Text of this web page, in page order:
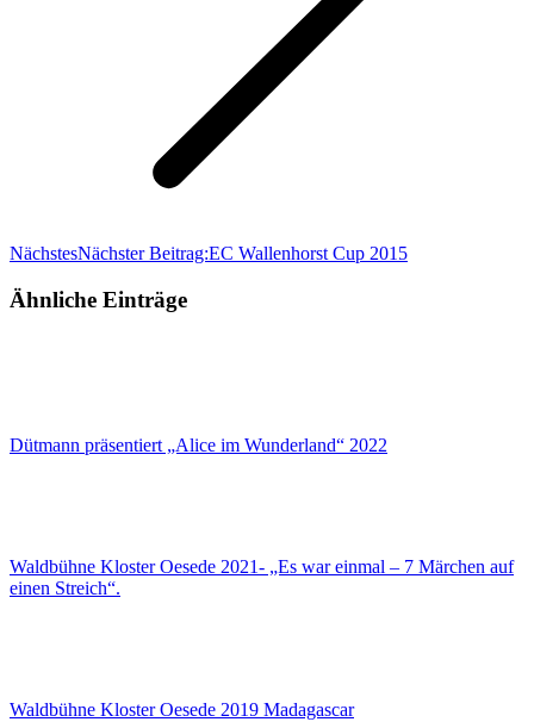
NächstesNächster Beitrag:EC Wallenhorst Cup 2015
Ähnliche Einträge
Dütmann präsentiert „Alice im Wunderland“ 2022
Waldbühne Kloster Oesede 2021- „Es war einmal – 7 Märchen auf
einen Streich“.
Waldbühne Kloster Oesede 2019 Madagascar